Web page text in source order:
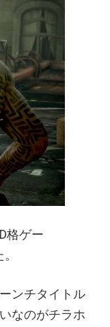
格ゲー
ンチタイトル
なのがチラホ